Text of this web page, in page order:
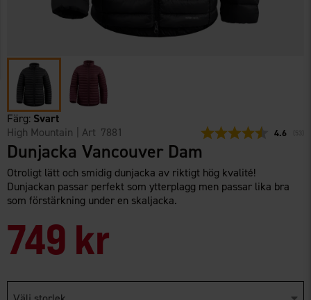
Färg: Svart
High Mountain
| Art 7881 4.6 53
Dunjacka Vancouver Dam
Otroligt lätt och smidig dunjacka av riktigt hög kvalité!
Dunjackan passar perfekt som ytterplagg men passar lika bra
som förstärkning under en skaljacka.
749 kr